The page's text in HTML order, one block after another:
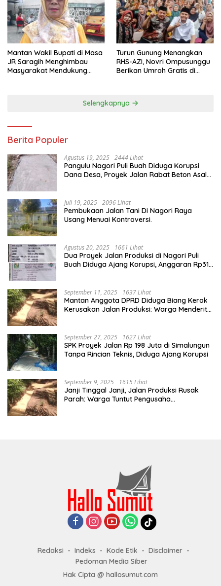
Mantan Wakil Bupati di Masa
JR Saragih Menghimbau
Masyarakat Mendukung
Turun Gunung Menangkan
RHS-AZI, Novri Ompusunggu
Berikan Umroh Gratis di
Selengkapnya
Berita Populer
Agustus 19, 2025 2444 Lihat
Pangulu Nagori Puli Buah Diduga Korupsi
Dana Desa, Proyek Jalan Rabat Beton Asal
Juli 19, 2025 2096 Lihat
Pembukaan Jalan Tani Di Nagori Raya
Usang Menuai Kontroversi.
Agustus 20, 2025 1661 Lihat
Dua Proyek Jalan Produksi di Nagori Puli
Buah Diduga Ajang Korupsi, Anggaran Rp314
September 11, 2025 1637 Lihat
Mantan Anggota DPRD Diduga Biang Kerok
Kerusakan Jalan Produksi: Warga Menderita,
September 27, 2025 1627 Lihat
SPK Proyek Jalan Rp 198 Juta di Simalungun
Tanpa Rincian Teknis, Diduga Ajang Korupsi
September 9, 2025 1615 Lihat
Janji Tinggal Janji, Jalan Produksi Rusak
Parah: Warga Tuntut Pengusaha
Redaksi Indeks Kode Etik
Disclaimer
Pedoman Media Siber
Hak Cipta @ hallosumut.com